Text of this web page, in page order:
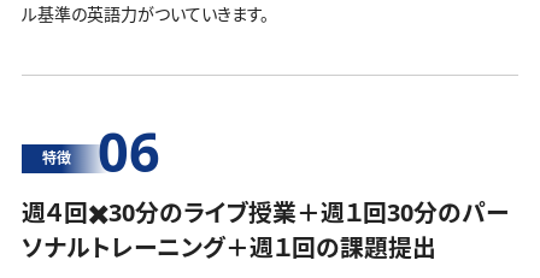
ル基準の英語力がついていきます。
特徴 06
週４回✖️30分のライブ授業＋週１回30分のパー
ソナルトレーニング＋週１回の課題提出